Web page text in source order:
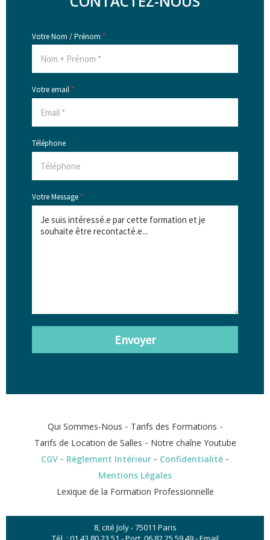
Votre Nom / Prénom *
Votre email *
Téléphone
Votre Message *
Envoyer
Qui Sommes-Nous - Tarifs des Formations -
Tarifs de Location de Salles - Notre chaîne Youtube
CGV - Règlement Intérieur - Confidentialité -
Mentions Légales
Lexique de la Formation Professionnelle
8, cité Joly - 75011 Paris